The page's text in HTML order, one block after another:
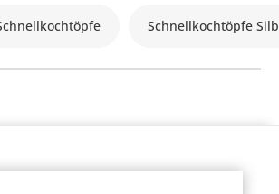
Schnellkochtöpfe